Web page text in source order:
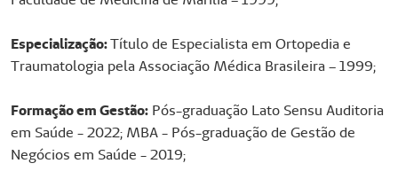
g
Especialização:Título de Especialista em Ortopedia e
Traumatologia pela Associação Médica Brasileira – 1999;
Formação em Gestão: Pós-graduação Lato Sensu Auditoria
em Saúde - 2022; MBA - Pós-graduação de Gestão de
Negócios em Saúde - 2019;